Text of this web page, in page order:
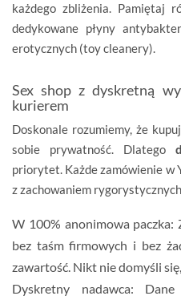
każdego zbliżenia. Pamiętaj
dedykowane płyny
erotycznych (toy cleanery).
Sex shop z dyskretną
kurierem
Doskonale rozumiemy, że
sobie prywatność. Dlatego
priorytet. Każde zamówienie w
z zachowaniem
W 100% anonimowa paczka:
bez taśm firmowych i bez
zawartość. Nikt nie domyśli
Dyskretny nadawca: Dane